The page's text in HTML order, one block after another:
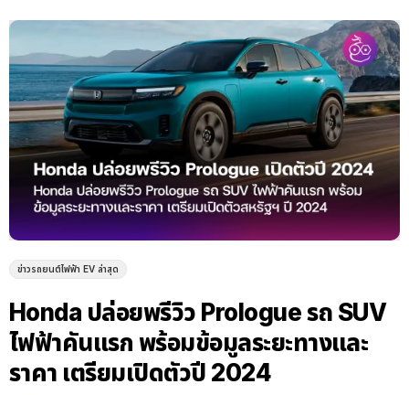
ข่าวรถยนต์ไฟฟ้า EV ล่าสุด
Honda ปล่อยพรีวิว Prologue รถ SUV
ไฟฟ้าคันแรก พร้อมข้อมูลระยะทางและ
ราคา เตรียมเปิดตัวปี 2024